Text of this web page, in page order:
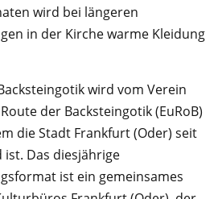
wird bei längeren
in der Kirche warme Kleidung
wird vom Verein
der Backsteingotik (EuRoB)
die Stadt Frankfurt (Oder) seit
ist. Das diesjährige
ist ein gemeinsames